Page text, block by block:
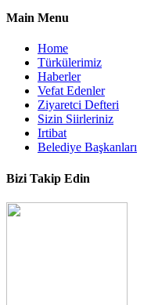
Main Menu
Home
Türkülerimiz
Haberler
Vefat Edenler
Ziyaretci Defteri
Sizin Siirleriniz
Irtibat
Belediye Başkanları
Bizi Takip Edin